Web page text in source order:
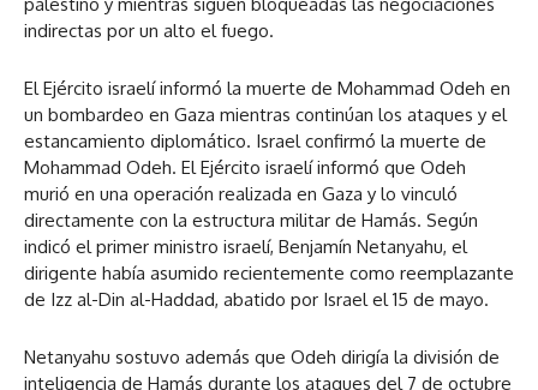
indirectas por un alto el fuego.
El Ejército israelí informó la muerte de Mohammad Odeh en
un bombardeo en Gaza mientras continúan los ataques y el
estancamiento diplomático. Israel confirmó la muerte de
Mohammad Odeh. El Ejército israelí informó que Odeh
murió en una operación realizada en Gaza y lo vinculó
directamente con la estructura militar de Hamás. Según
indicó el primer ministro israelí, Benjamín Netanyahu, el
dirigente había asumido recientemente como reemplazante
de Izz al-Din al-Haddad, abatido por Israel el 15 de mayo.
Netanyahu sostuvo además que Odeh dirigía la división de
inteligencia de Hamás durante los ataques del 7 de octubre